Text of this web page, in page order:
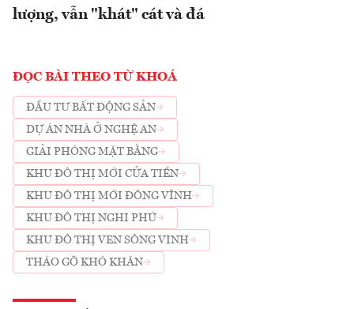
lượng, vẫn "khát" cát và đá
ĐỌC BÀI THEO TỪ KHOÁ
ĐẦU TƯ BẤT ĐỘNG SẢN
DỰ ÁN NHÀ Ở NGHỆ AN
GIẢI PHÓNG MẶT BẰNG
KHU ĐÔ THỊ MỚI CỬA TIỀN
KHU ĐÔ THỊ MỚI ĐÔNG VĨNH
KHU ĐÔ THỊ NGHI PHÚ
KHU ĐÔ THỊ VEN SÔNG VINH
THÁO GỠ KHÓ KHĂN